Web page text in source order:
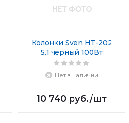
Колонки Sven HT-202
5.1 черный 100Вт
Нет в наличии
10 740 руб./шт